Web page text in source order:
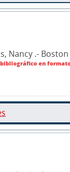
Nancy .-
en